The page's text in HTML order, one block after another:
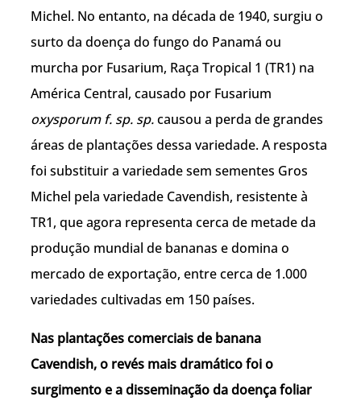
Michel. No entanto, na década de 1940, surgiu o
surto da doença do fungo do Panamá ou
murcha por Fusarium, Raça Tropical 1 (TR1) na
América Central, causado por Fusarium
oxysporum f. sp. sp.causou a perda de grandes
áreas de plantações dessa variedade. A resposta
foi substituir a variedade sem sementes Gros
Michel pela variedade Cavendish, resistente à
TR1, que agora representa cerca de metade da
produção mundial de bananas e domina o
mercado de exportação, entre cerca de 1.000
variedades cultivadas em 150 países.
Nas plantações comerciais de banana
Cavendish, o revés mais dramático foi o
surgimento e a disseminação da doença foliar